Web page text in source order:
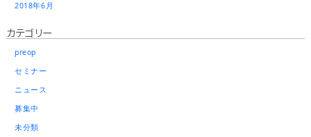
2018年6月
カテゴリー
preop
セミナー
ニュース
募集中
未分類